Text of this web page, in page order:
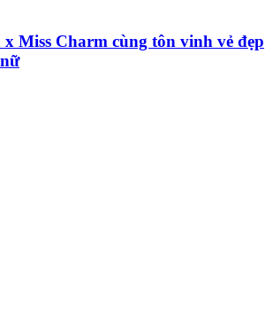
Miss Charm cùng tôn vinh vẻ đẹp